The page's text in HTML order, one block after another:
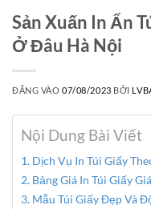
Sản Xuấn In Ấn
Ở Đâu Hà Nội
ĐĂNG VÀO07/08/2023 BỞI
Nội Dung Bài Viết
Dịch Vụ In Túi Giấy
Bảng Giá In Túi Giấy
Mẫu Túi Giấy Đẹp Và